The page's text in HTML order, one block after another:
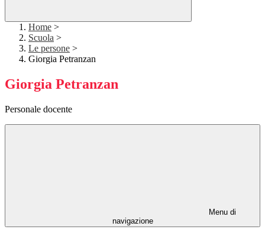
Home >
Scuola >
Le persone >
Giorgia Petranzan
Giorgia Petranzan
Personale docente
Menu di
navigazione